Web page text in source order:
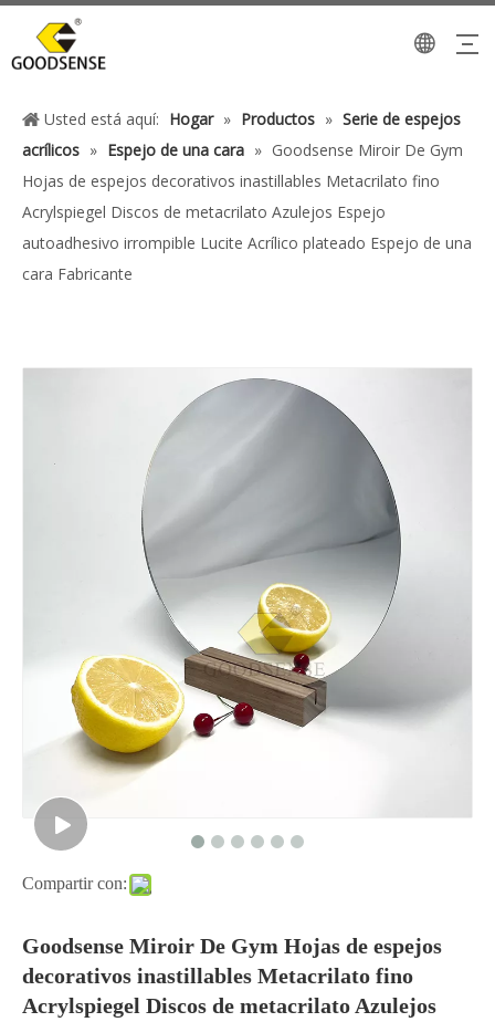
Usted está aquí: Hogar » Productos » Serie de espejos
acrílicos » Espejo de una cara » Goodsense Miroir De Gym
Hojas de espejos decorativos inastillables Metacrilato fino
Acrylspiegel Discos de metacrilato Azulejos Espejo
autoadhesivo irrompible Lucite Acrílico plateado Espejo de una
cara Fabricante
Compartir con:
Goodsense Miroir De Gym Hojas de espejos
decorativos inastillables Metacrilato fino
Acrylspiegel Discos de metacrilato Azulejos